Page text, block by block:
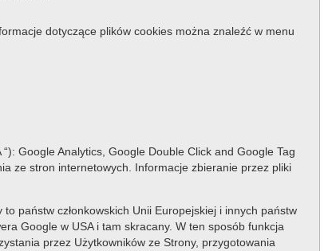
dotyczące plików cookies można znaleźć w menu
Google Analytics, Google Double Click and Google Tag
ze stron internetowych. Informacje zbieranie przez pliki
państw członkowskich Unii Europejskiej i innych państw
Google w USA i tam skracany. W ten sposób funkcja
przez Użytkowników ze Strony, przygotowania